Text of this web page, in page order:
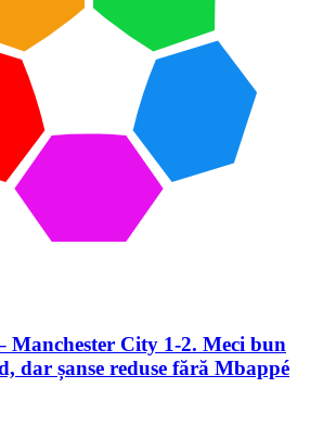
Manchester City 1-2. Meci bun
dar șanse reduse fără Mbappé